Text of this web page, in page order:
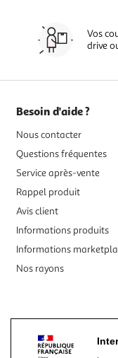
Vos
drive
Besoin d'aide ?
Nous contacter
Questions fréquentes
Service après-vente
Rappel produit
Avis client
Informations produits
Informations
Nos rayons